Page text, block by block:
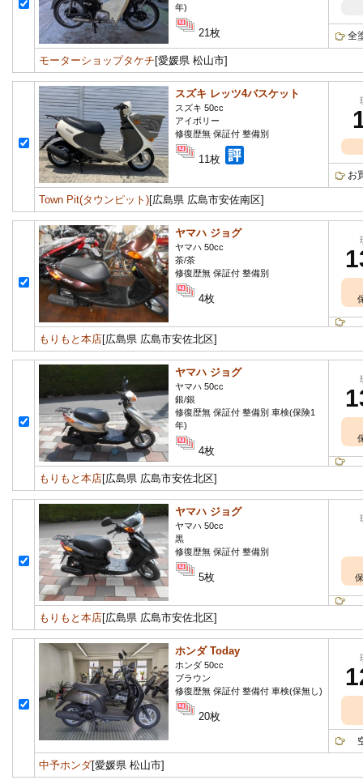
年)
21枚 全
モーターショップタケチ [愛媛県 松山市]
スズキ レッツ4バスケット
スズキ 50cc
アイボリー
修復歴無 保証付 整備別
11枚
お
Town Pit(タウンピット)[広島県 広島市安佐南区]
ヤマハ ジョグ
ヤマハ 50cc
茶/茶
修復歴無 保証付 整備別
4枚
もりもと本店[広島県 広島市安佐北区]
ヤマハ ジョグ
ヤマハ 50cc
銀/銀
修復歴無 保証付 整備別 車検(保険1
年)
4枚
もりもと本店[広島県 広島市安佐北区]
ヤマハ ジョグ
ヤマハ 50cc
黒
修復歴無 保証付 整備別
5枚
もりもと本店[広島県 広島市安佐北区]
ホンダ Today
ホンダ 50cc
ブラウン
修復歴無 保証付 整備付 車検(保無し)
20枚
中予ホンダ[愛媛県 松山市]